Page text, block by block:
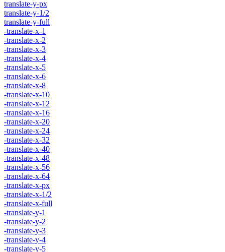
translate-y-px
translate-y-1/2
translate-y-full
-translate-x-1
-translate-x-2
-translate-x-3
-translate-x-4
-translate-x-5
-translate-x-6
-translate-x-8
-translate-x-10
-translate-x-12
-translate-x-16
-translate-x-20
-translate-x-24
-translate-x-32
-translate-x-40
-translate-x-48
-translate-x-56
-translate-x-64
-translate-x-px
-translate-x-1/2
-translate-x-full
-translate-y-1
-translate-y-2
-translate-y-3
-translate-y-4
-translate-y-5